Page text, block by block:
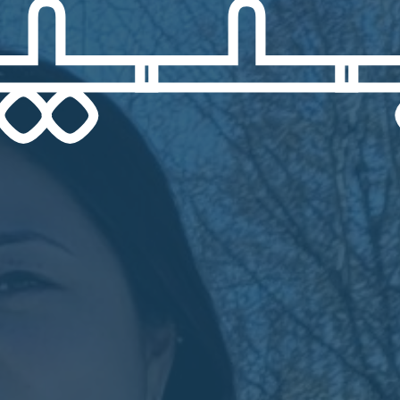
Hit enter to search or ESC to close